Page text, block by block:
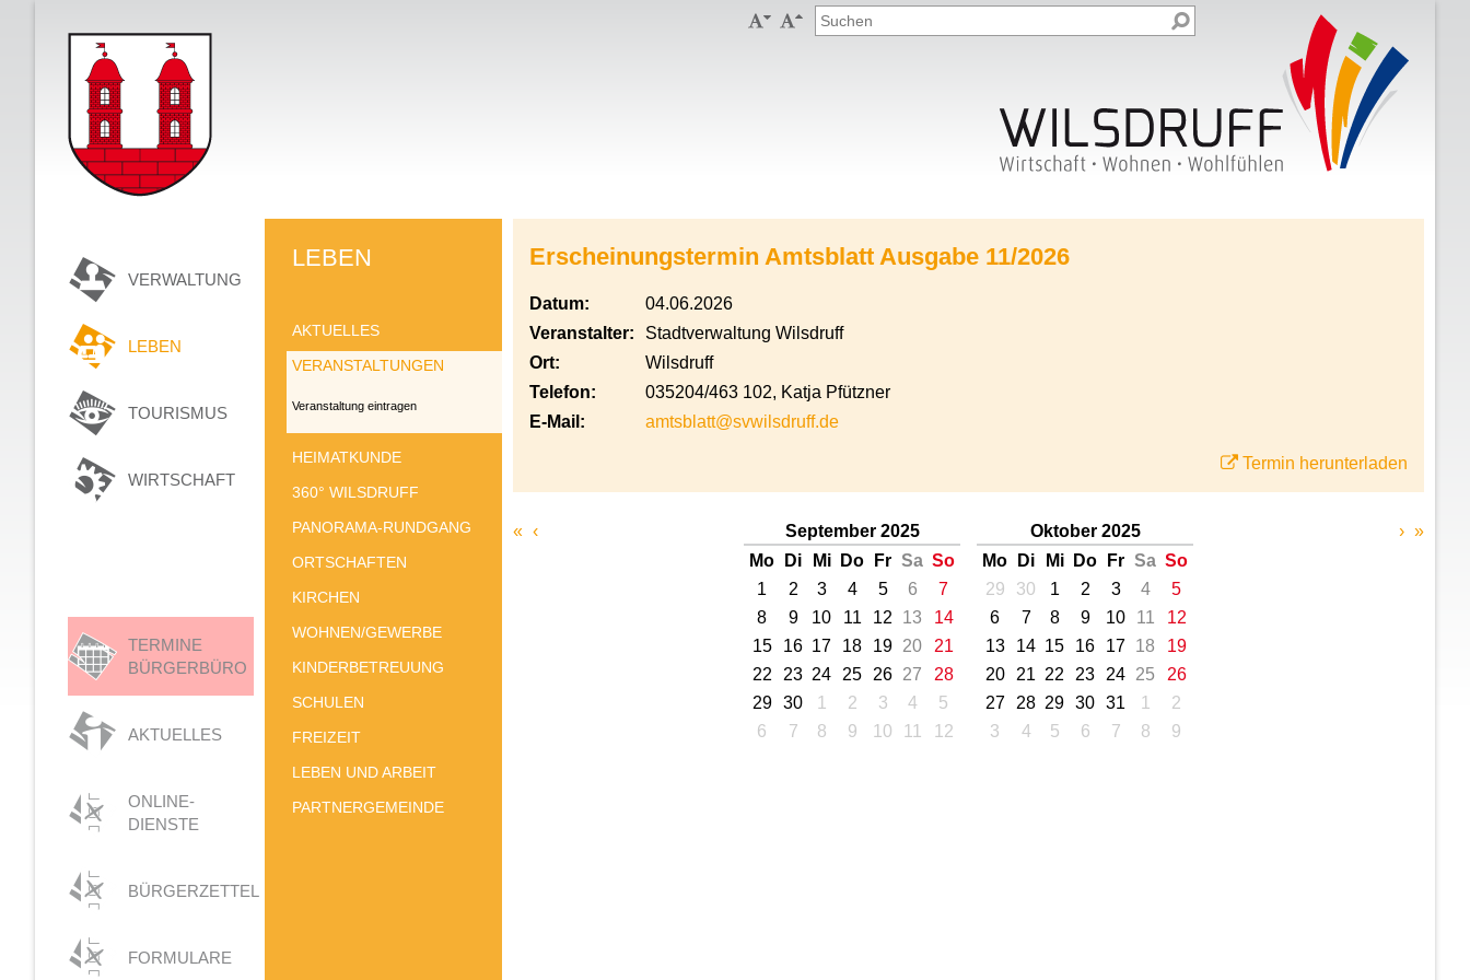
 
VERWALTUNG
LEBEN
TOURISMUS
WIRTSCHAFT
TERMINE
BÜRGERBÜRO
AKTUELLES
ONLINE-
DIENSTE
BÜRGERZETTEL
FORMULARE
LEBEN
AKTUELLES
VERANSTALTUNGEN
Veranstaltung eintragen
HEIMATKUNDE
360° WILSDRUFF
PANORAMA-RUNDGANG
ORTSCHAFTEN
KIRCHEN
WOHNEN/GEWERBE
KINDERBETREUUNG
SCHULEN
FREIZEIT
LEBEN UND ARBEIT
PARTNERGEMEINDE
Erscheinungstermin Amtsblatt Ausgabe 11/2026
Datum:
04.06.2026
Veranstalter:
Stadtverwaltung Wilsdruff
Ort:
Wilsdruff
Telefon:
035204/463 102, Katja Pfützner
E-Mail:
amtsblatt@svwilsdruff.de
Termin herunterladen
« ‹
September 2025
Mo
Di Mi Do Fr Sa So
1
2 3 4 5 6
7
8
9 10 11 12 13
14
15
16 17 18 19 20
21
22
23 24 25 26 27
28
29
30 1 2 3 4
5
6
7 8 9 10 11 12
Oktober 2025
Mo
Di Mi Do Fr Sa So
29
30 1 2 3 4
5
6
7 8 9 10 11
12
13
14 15 16 17 18
19
20
21 22 23 24 25
26
27
28 29 30 31 1
2
3
4 5 6 7 8 9
› »